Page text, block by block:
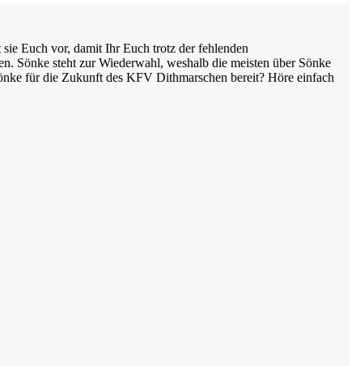
Euch vor, damit Ihr Euch trotz der fehlenden
Sönke steht zur Wiederwahl, weshalb die meisten über Sönke
für die Zukunft des KFV Dithmarschen bereit? Höre einfach